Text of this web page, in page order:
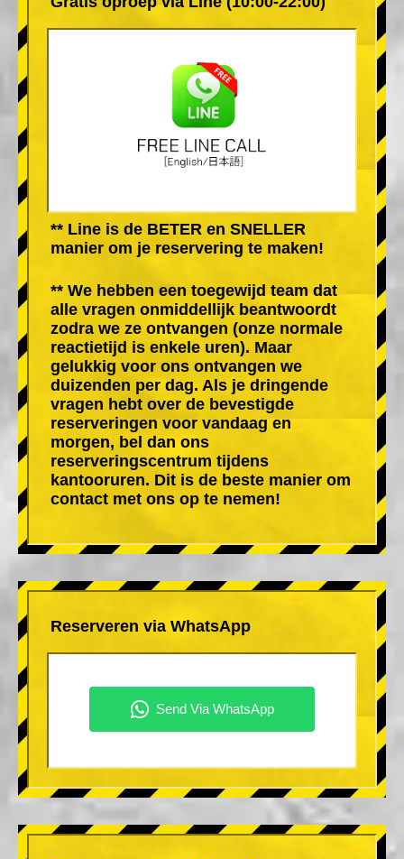
** Line is de BETER en SNELLER
manier om je reservering te maken!
** We hebben een toegewijd team dat
alle vragen onmiddellijk beantwoordt
zodra we ze ontvangen (onze normale
reactietijd is enkele uren). Maar
gelukkig voor ons ontvangen we
duizenden per dag. Als je dringende
vragen hebt over de bevestigde
reserveringen voor vandaag en
morgen, bel dan ons
reserveringscentrum tijdens
kantooruren. Dit is de beste manier om
contact met ons op te nemen!
Reserveren via WhatsApp